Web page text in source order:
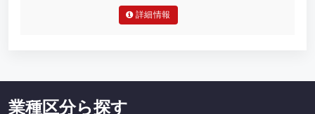
詳細情報
業種区分ら探す